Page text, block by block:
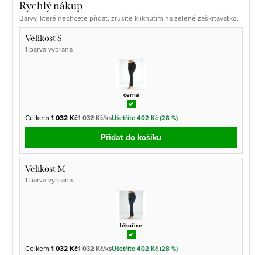
Rychlý nákup
Barvy, které nechcete přidat, zrušíte kliknutím na zelené zaškrtávátko.
Velikost S
1 barva vybrána
černá
Celkem:1 032 Kč1 032 Kč/ksUšetříte 402 Kč (28 %)
Přidat do košíku
Velikost M
1 barva vybrána
lékořice
Celkem:1 032 Kč1 032 Kč/ksUšetříte 402 Kč (28 %)